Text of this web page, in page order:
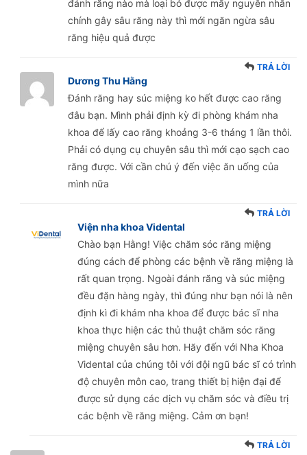
đánh răng nào mà loại bỏ được mấy nguyên nhân
chính gây sâu răng này thì mới ngăn ngừa sâu
răng hiệu quả được
Dương Thu Hằng
TRẢ LỜI
Đánh răng hay súc miệng ko hết được cao răng
đâu bạn. Mình phải định kỳ đi phòng khám nha
khoa để lấy cao răng khoảng 3-6 tháng 1 lần thôi.
Phải có dụng cụ chuyên sâu thì mới cạo sạch cao
răng được. Với cần chú ý đến việc ăn uống của
mình nữa
Viện nha khoa Vidental
TRẢ LỜI
Chào bạn Hằng! Việc chăm sóc răng miệng
đúng cách để phòng các bệnh về răng miệng là
rất quan trọng. Ngoài đánh răng và súc miệng
đều đặn hàng ngày, thì đúng như bạn nói là nên
định kì đi khám nha khoa để được bác sĩ nha
khoa thực hiện các thủ thuật chăm sóc răng
miệng chuyên sâu hơn. Hãy đến với Nha Khoa
Vidental của chúng tôi với đội ngũ bác sĩ có trình
độ chuyên môn cao, trang thiết bị hiện đại để
được sử dụng các dịch vụ chăm sóc và điều trị
các bệnh về răng miệng. Cảm ơn bạn!
TRẢ LỜI